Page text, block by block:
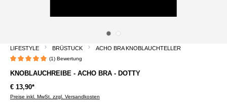
LIFESTYLE BRÜSTUCK ACHO BRA KNOBLAUCHTELLER
(1) Bewertung
KNOBLAUCHREIBE - ACHO BRA - DOTTY
€ 13,90*
Preise inkl. MwSt. zzgl. Versandkosten